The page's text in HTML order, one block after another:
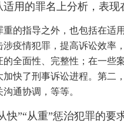
用的罪名上分析，表现
的指导之外，也包括在
疫情犯罪，提高诉讼效率
全面性、完整性；在一些
快了刑事诉讼进程。第二
通协调，等等。
”“从重”惩治犯罪的